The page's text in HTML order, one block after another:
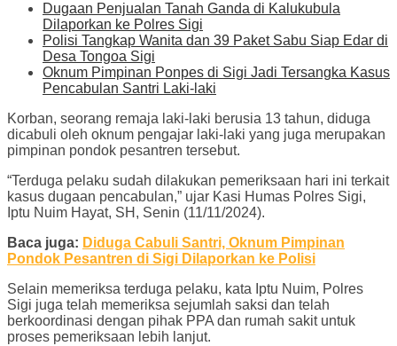
Dugaan Penjualan Tanah Ganda di Kalukubula
Dilaporkan ke Polres Sigi
Polisi Tangkap Wanita dan 39 Paket Sabu Siap Edar di
Desa Tongoa Sigi
Oknum Pimpinan Ponpes di Sigi Jadi Tersangka Kasus
Pencabulan Santri Laki-laki
Korban, seorang remaja laki-laki berusia 13 tahun, diduga
dicabuli oleh oknum pengajar laki-laki yang juga merupakan
pimpinan pondok pesantren tersebut.
“Terduga pelaku sudah dilakukan pemeriksaan hari ini terkait
kasus dugaan pencabulan,” ujar Kasi Humas Polres Sigi,
Iptu Nuim Hayat, SH, Senin (11/11/2024).
Baca juga: Diduga Cabuli Santri, Oknum Pimpinan
Pondok Pesantren di Sigi Dilaporkan ke Polisi
Selain memeriksa terduga pelaku, kata Iptu Nuim, Polres
Sigi juga telah memeriksa sejumlah saksi dan telah
berkoordinasi dengan pihak PPA dan rumah sakit untuk
proses pemeriksaan lebih lanjut.